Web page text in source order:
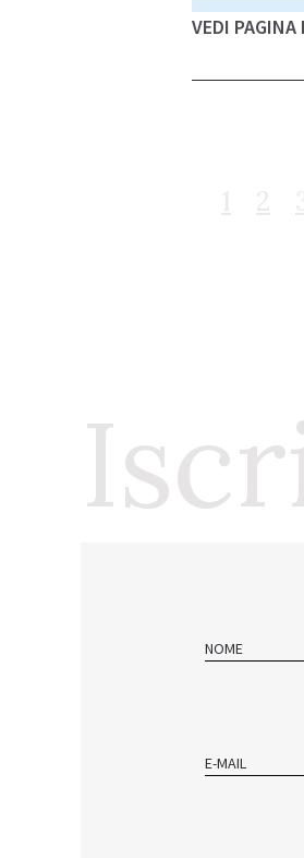
VEDI
NOME
E-MAIL